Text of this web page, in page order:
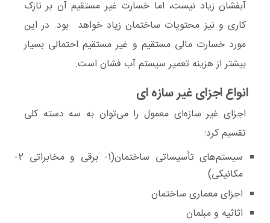
آبفشان زیاد نیست، اما خسارت غیر مستقیم آن بر نازک‌
کاری و نیز محتویات ساختمان زیاد خواهد بود. در این
مورد خسارت مالی مستقیم و غیر مستقیم احتمالی بسیار
بیشتر از هزینه تعمیر سیستم آب فشان است.
انواع اجزای غیر سازه ای
اجزای غیر سازه‌ای معمول را می‌توان به سه دسته کلی
تقسیم کرد:
سیستم‌های تأسیساتی ساختمان(1- برقی و مخابراتی 2-
مکانیکی)
اجزای معماری ساختمان
اثاثیه و مبلمان